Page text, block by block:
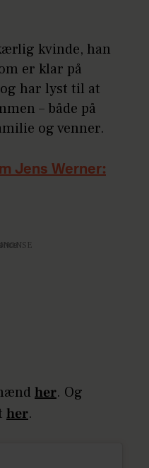
kvinde, han
er klar på
har lyst til at
– både på
og venner.
Jens Werner:
her. Og
her.